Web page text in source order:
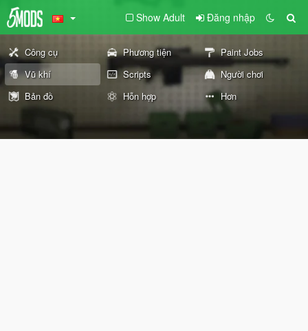
Show Adult Đăng nhập
Công cụ Phương tiện
Paint Jobs
Vũ khí
Scripts
Người chơi
Bản đồ
Hỗn hợp Hơn